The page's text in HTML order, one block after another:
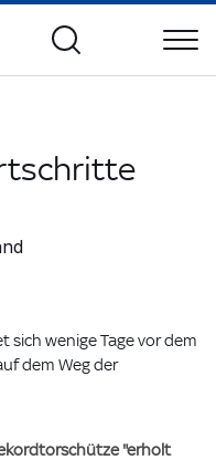
sich wenige Tage vor dem
dem Weg der
"erholt